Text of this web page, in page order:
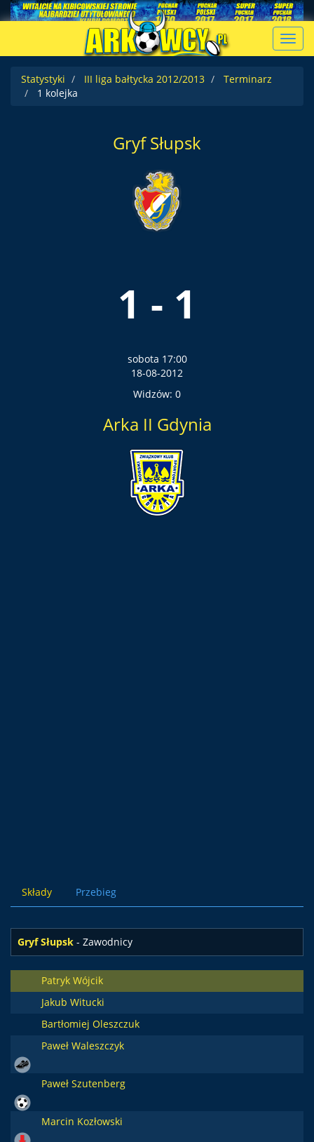
Statystyki
III liga bałtycka 2012/2013
Terminarz
1 kolejka
Gryf Słupsk
1 - 1
sobota 17:00
18-08-2012
Widzów: 0
Arka II Gdynia
Składy Przebieg
Gryf Słupsk - Zawodnicy
Patryk Wójcik
Jakub Witucki
Bartłomiej Oleszczuk
Paweł Waleszczyk
Paweł Szutenberg
Marcin Kozłowski